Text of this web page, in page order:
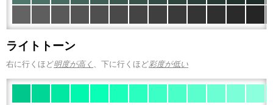
ライトトーン
右に行くほど明度が高く 、下に行くほど彩度が低い